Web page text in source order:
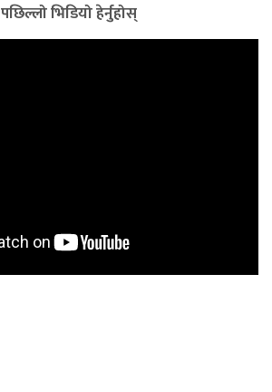
पछिल्लो भिडियो हेर्नुहोस्